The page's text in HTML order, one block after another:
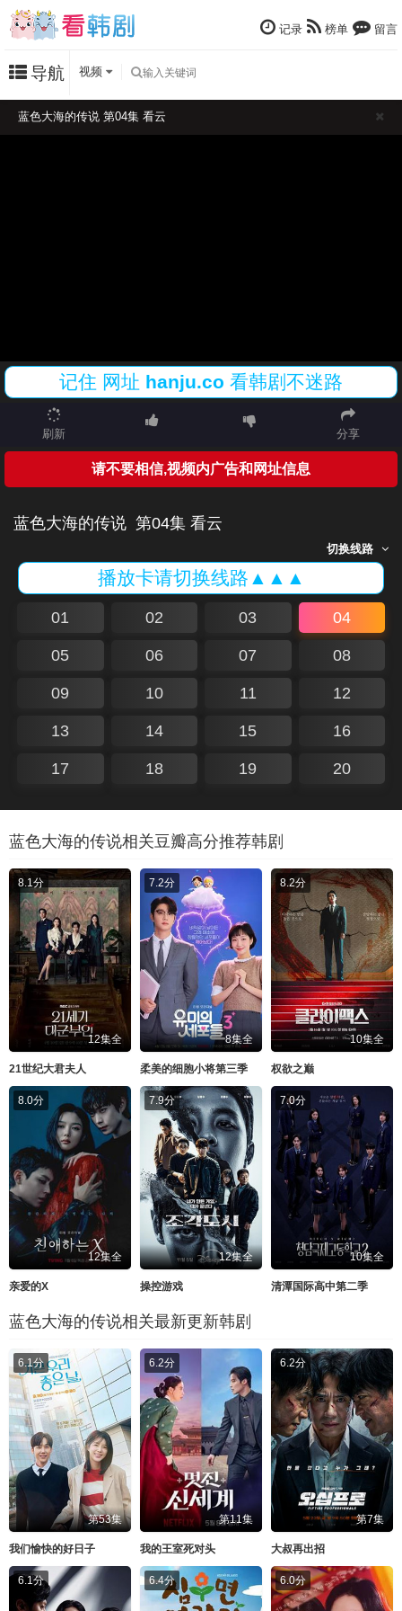
记录 榜单 留言
导航 视频
蓝色大海的传说 第04集 看云
记住 网址 hanju.co 看韩剧不迷路
刷新 分享
请不要相信,视频内广告和网址信息
蓝色大海的传说 第04集 看云
切换线路
播放卡请切换线路▲▲▲
01 02 03 04
05 06 07 08
09 10 11 12
13 14 15 16
17 18 19 20
蓝色大海的传说相关豆瓣高分推荐韩剧
8.1分
12集全
21世纪大君夫人
7.2分
8集全
柔美的细胞小将第三季
8.2分
10集全
权欲之巅
8.0分
12集全
亲爱的X
7.9分
12集全
操控游戏
7.0分
10集全
清潭国际高中第二季
蓝色大海的传说相关最新更新韩剧
6.1分
第53集
我们愉快的好日子
6.2分
第11集
我的王室死对头
6.2分
第7集
大叔再出招
6.1分 6.4分 6.0分